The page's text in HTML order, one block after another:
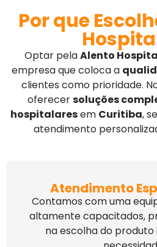
Por que
Optar pelaAlento
empresa que coloca a
clientes como prioridade.
oferecersoluções
hospitalaresem Curitiba,
atendimento
Atendimento
Contamos com uma
altamente capacitados,
na escolha do produto